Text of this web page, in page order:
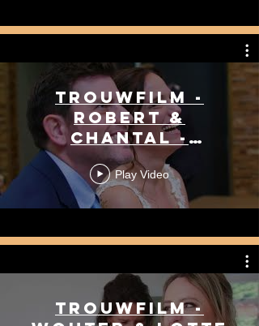
Trouwfilm -
Robert &
Chantal -
04/06/2024
Play Video
Trouwfilm -